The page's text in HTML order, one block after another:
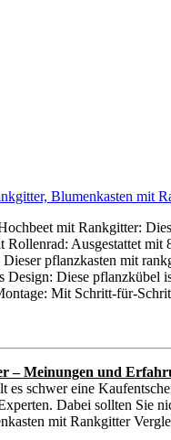
Blumenkasten mit
mit Rankgitter:
Rollenrad: Ausgestattet mit
pflanzkasten mit
Design: Diese pflanzkübel
Mit Schritt-für-
– Meinungen und
es schwer eine
Dabei sollten Sie
mit Rankgitter